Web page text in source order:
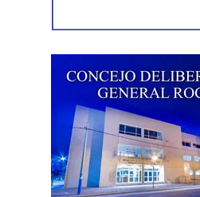
correspondiente para acreditar
denunciado como robado
Posteriormente, el inmueble fue
intervención del Gabinete de
las pericias correspondientes.
encontrados quedaron bajo
procedencia.